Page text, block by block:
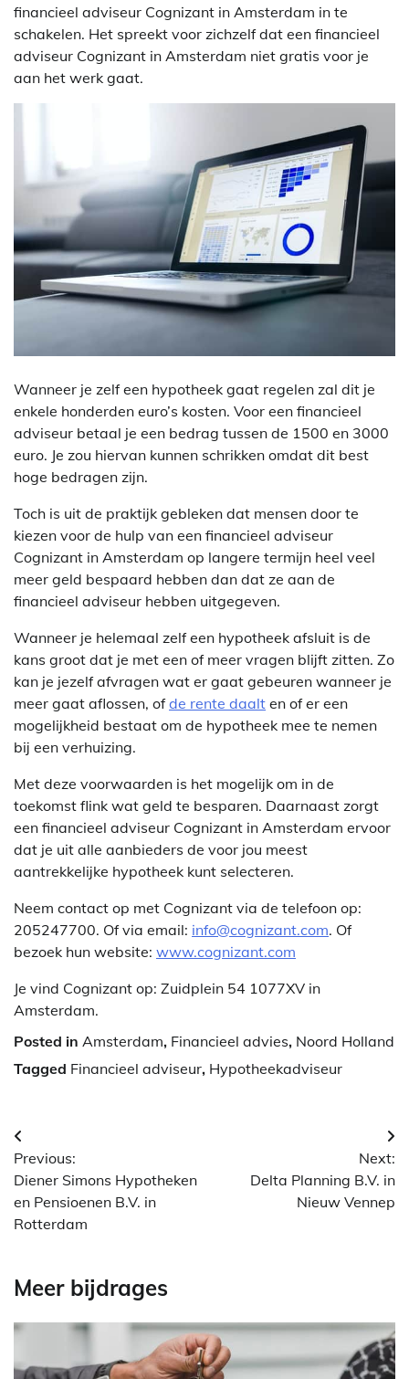
financieel adviseur Cognizant in Amsterdam in te
schakelen. Het spreekt voor zichzelf dat een financieel
adviseur Cognizant in Amsterdam niet gratis voor je
aan het werk gaat.
Wanneer je zelf een hypotheek gaat regelen zal dit je
enkele honderden euro’s kosten. Voor een financieel
adviseur betaal je een bedrag tussen de 1500 en 3000
euro. Je zou hiervan kunnen schrikken omdat dit best
hoge bedragen zijn.
Toch is uit de praktijk gebleken dat mensen door te
kiezen voor de hulp van een financieel adviseur
Cognizant in Amsterdam op langere termijn heel veel
meer geld bespaard hebben dan dat ze aan de
financieel adviseur hebben uitgegeven.
Wanneer je helemaal zelf een hypotheek afsluit is de
kans groot dat je met een of meer vragen blijft zitten. Zo
kan je jezelf afvragen wat er gaat gebeuren wanneer je
meer gaat aflossen, ofde rente daalt en of er een
mogelijkheid bestaat om de hypotheek mee te nemen
bij een verhuizing.
Met deze voorwaarden is het mogelijk om in de
toekomst flink wat geld te besparen. Daarnaast zorgt
een financieel adviseur Cognizant in Amsterdam ervoor
dat je uit alle aanbieders de voor jou meest
aantrekkelijke hypotheek kunt selecteren.
Neem contact op met Cognizant via de telefoon op:
205247700. Of via email: info@cognizant.com. Of
bezoek hun website: www.cognizant.com
Je vind Cognizant op: Zuidplein 54 1077XV in
Amsterdam.
Posted in Amsterdam, Financieel advies, Noord Holland
Tagged Financieel adviseur, Hypotheekadviseur
Berichtnavigatie
Previous:
Diener Simons Hypotheken
en Pensioenen B.V. in
Rotterdam
Next:
Delta Planning B.V. in
Nieuw Vennep
Meer bijdrages